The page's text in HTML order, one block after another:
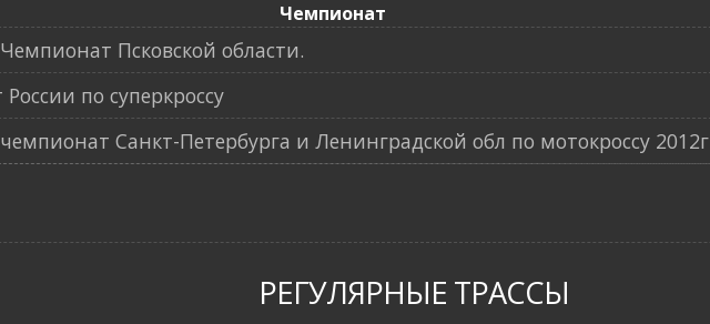
Чемпионат
Псковской области.
по суперкроссу
Санкт-Петербурга и Ленинградской обл по мотокроссу 2012г
РЕГУЛЯРНЫЕ ТРАССЫ